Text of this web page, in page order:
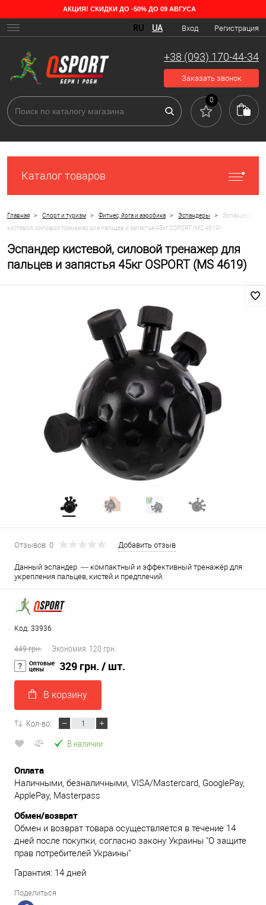
АКЦИЯ! СКИДКИ ДО -50% ДО 09 АВГУСА
Вход Регистрация
RU UA
+38 (093) 170-44-34
Заказать звонок
0
Каталог товаров
Главная > Спорт и туризм > Фитнес, йога и аэробика > Эспандеры >
Эспандер
кистевой, силовой тренажер для пальцев и запястья 45кг OSPORT (MS 4619)
Эспандер кистевой, силовой тренажер для
пальцев и запястья 45кг OSPORT (MS 4619)
Отзывов: 0 Добавить отзыв
Данный эспандер — компактный и эффективный тренажёр для
укрепления пальцев, кистей и предплечий.
Код: 33936
449 грн. Экономия: 120 грн.
Оптовые
цены 329 грн. / шт.
В корзину
Кол-во:
В наличии
Оплата
Наличными, безналичными, VISA/Mastercard, GooglePay,
ApplePay, Masterpass
Обмен/возврат
Обмен и возврат товара осуществляется в течение 14
дней после покупки, согласно закону Украины "О защите
прав потребителей Украины"
Гарантия: 14 дней
Поделиться